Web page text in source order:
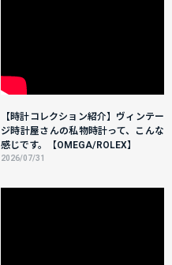
【時計コレクション紹介】ヴィンテー
ジ時計屋さんの私物時計って、こんな
感じです。【OMEGA/ROLEX】
2026/07/31